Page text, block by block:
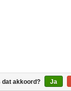
dat akkoord? Ja